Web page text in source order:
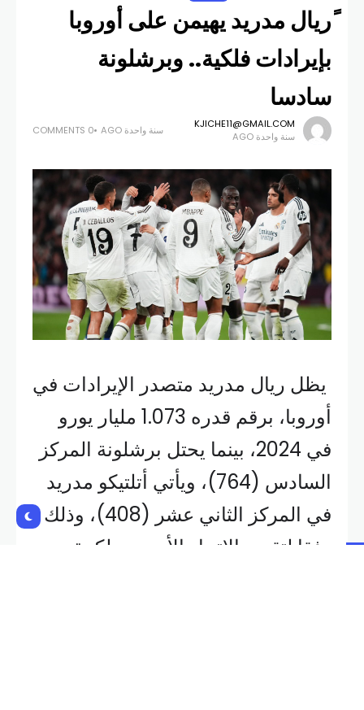
ًريال مدريد يهيمن على أوروبا
بإيرادات فلكية.. وبرشلونة
سادسا
KJICHE11@GMAIL.COM
سنة واحدة AGO
سنة واحدة AGO 0 COMMENTS
يظل ريال مدريد متصدر الإيرادات في
أوروبا، برقم قدره 1.073 مليار يورو
في 2024، بينما يحتل برشلونة المركز
السادس (764)، ويأتي أتلتيكو مدريد
في المركز الثاني عشر (408)، وذلك
وفقا لتقرير الاتحاد الأوروبي لكرة